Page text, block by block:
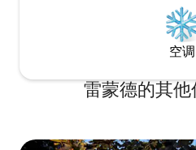
空调
雷蒙德的其